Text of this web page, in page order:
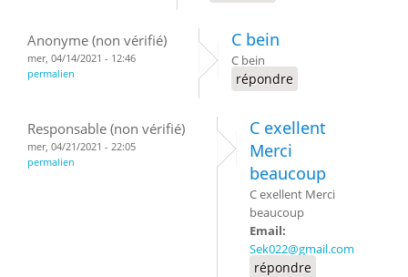
Anonyme (non vérifié)
mer, 04/14/2021 - 12:46
permalien
C bein
C bein
répondre
Responsable (non vérifié)
mer, 04/21/2021 - 22:05
permalien
C exellent
Merci
beaucoup
C exellent Merci
beaucoup
Email:
Sek022@gmail.com
répondre